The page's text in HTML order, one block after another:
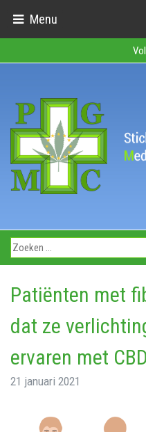
Menu
Patiënten met
dat ze
ervaren met
21 januari 2021